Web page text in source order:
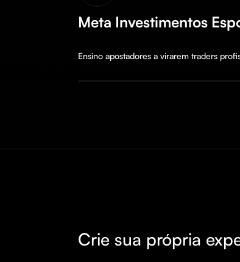
Meta Investimentos
Ensino apostadores a virarem traders
Crie sua própria